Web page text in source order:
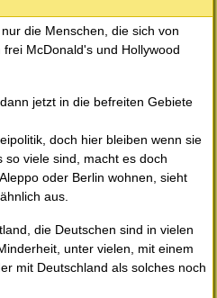
die Menschen, die sich von
McDonald's und Hollywood
jetzt in die befreiten Gebiete
doch hier bleiben wenn sie
viele sind, macht es doch
oder Berlin wohnen, sieht
aus.
die Deutschen sind in vielen
unter vielen, mit einem
mit Deutschland als solches noch